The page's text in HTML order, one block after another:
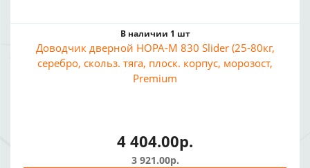
В наличии 1 шт
Доводчик дверной НОРА-М 830 Slider (25-80кг,
серебро, скольз. тяга, плоск. корпус, морозост,
Premium
4 404.00р.
3 921.00р.